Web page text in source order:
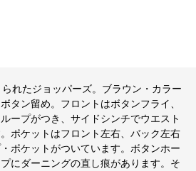
れたジョッパーズ。ブラウン・カラー
タン留め。フロントはボタンフライ、
ープがつき、サイドシンチでウエスト
ポケットはフロント左右、バック左右
ポケットがついています。ボタンホー
にダーニングの直し痕があります。そ